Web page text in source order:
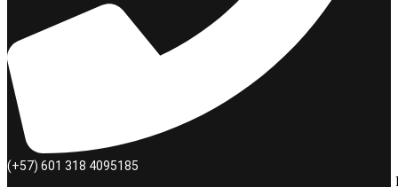
(+57) 601 318 4095185